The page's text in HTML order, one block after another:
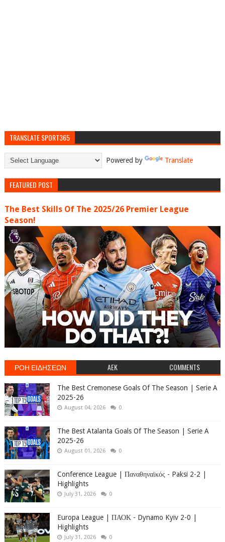
TRANSLATE SPORT365
Powered by Translate
FEATURED POST
The Best Skills Of The 2025/26 Premier League
Season!
ΡΟΗ ΕΙΔΗΣΕΩΝ AEK COMMENTS
The Best Cremonese Goals Of The Season | Serie A
2025-26
August 04, 2026 0
The Best Atalanta Goals Of The Season | Serie A
2025-26
August 01, 2026 0
Conference League | Παναθηναϊκός - Paksi 2-2 |
Highlights
July 31, 2026 0
Europa League | ΠΑΟΚ - Dynamo Kyiv 2-0 |
Highlights
July 31, 2026 0